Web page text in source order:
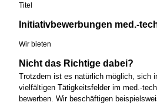
Titel
Initiativbewerbungen med.-
Wir bieten
Nicht das Richtige dabei?
Trotzdem ist es natürlich möglich, sich
vielfältigen Tätigkeitsfelder im med.-
bewerben. Wir beschäftigen